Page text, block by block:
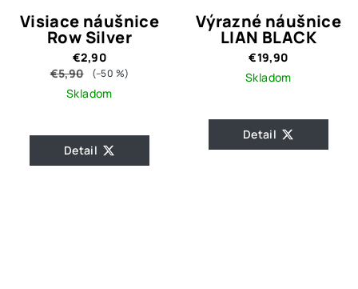
Visiace náušnice
Row Silver
€2,90
€5,90
(–50 %)
Skladom
Detail
Výrazné náušnice
LIAN BLACK
€19,90
Skladom
Detail